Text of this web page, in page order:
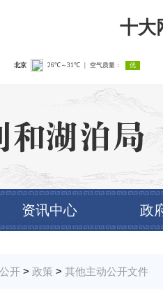
十大
资讯中心 政
开 > 政策 > 其他主动公开文件